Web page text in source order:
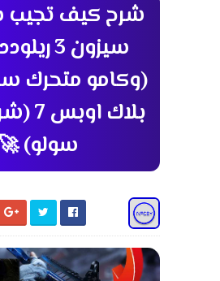
شرح كيف تجيب
سيزون 3
(وكامو متحرك
بلاك
سولو) 🚀